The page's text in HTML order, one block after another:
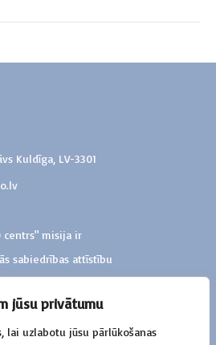
jūsu privātumu
lai uzlabotu jūsu pārlūkošanas
Kuldīga, LV-3301
centrs" misija ir
sabiedrības attīstību